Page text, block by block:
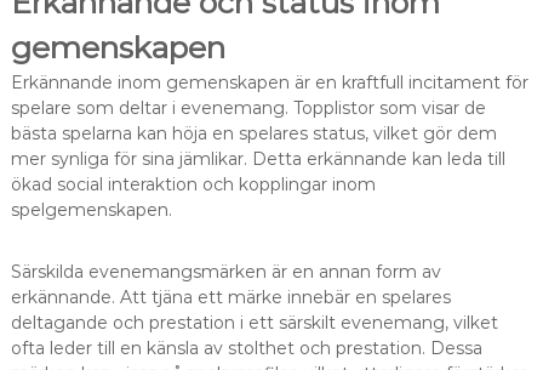
gemenskapen
Erkännande inom gemenskapen är en kraftfull incitament för
spelare som deltar i evenemang. Topplistor som visar de
bästa spelarna kan höja en spelares status, vilket gör dem
mer synliga för sina jämlikar. Detta erkännande kan leda till
ökad social interaktion och kopplingar inom
spelgemenskapen.
Särskilda evenemangsmärken är en annan form av
erkännande. Att tjäna ett märke innebär en spelares
deltagande och prestation i ett särskilt evenemang, vilket
ofta leder till en känsla av stolthet och prestation. Dessa